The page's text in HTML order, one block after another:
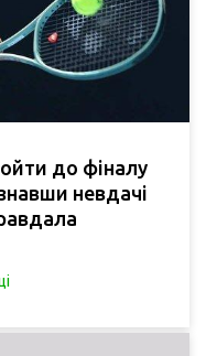
до фіналу
невдачі